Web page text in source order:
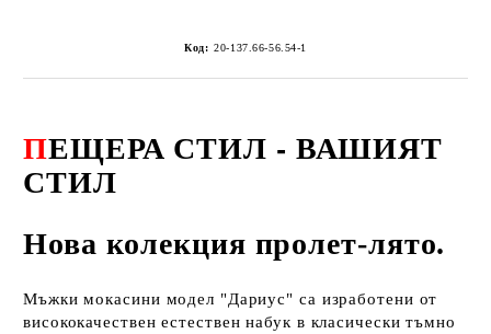
Код: 20-137.66-56.54-1
ПЕЩЕРА СТИЛ - ВАШИЯТ
СТИЛ
Нова колекция пролет-лято.
Мъжки мокасини модел "Дариус" са изработени от
висококачествен естествен набук в класически тъмно